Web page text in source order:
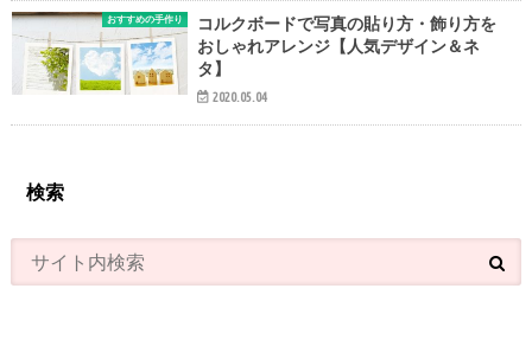
おすすめの手作り
コルクボードで写真の貼り方・飾り方を
おしゃれアレンジ【人気デザイン＆ネ
タ】
2020.05.04
検索